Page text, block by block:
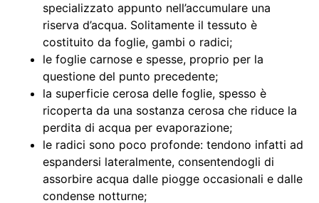
specializzato appunto nell’accumulare una
riserva d’acqua. Solitamente il tessuto è
costituito da foglie, gambi o radici;
le foglie carnose e spesse, proprio per la
questione del punto precedente;
la superficie cerosa delle foglie, spesso è
ricoperta da una sostanza cerosa che riduce la
perdita di acqua per evaporazione;
le radici sono poco profonde: tendono infatti ad
espandersi lateralmente, consentendogli di
assorbire acqua dalle piogge occasionali e dalle
condense notturne;